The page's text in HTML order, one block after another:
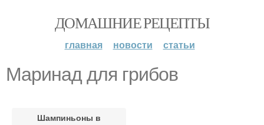
ДОМАШНИЕ РЕЦЕПТЫ
главная новости статьи
Маринад для грибов
Шампиньоны в